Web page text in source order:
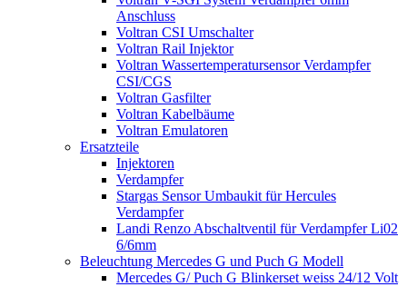
Anschluss
Voltran CSI Umschalter
Voltran Rail Injektor
Voltran Wassertemperatursensor Verdampfer
CSI/CGS
Voltran Gasfilter
Voltran Kabelbäume
Voltran Emulatoren
Ersatzteile
Injektoren
Verdampfer
Stargas Sensor Umbaukit für Hercules
Verdampfer
Landi Renzo Abschaltventil für Verdampfer Li02
6/6mm
Beleuchtung Mercedes G und Puch G Modell
Mercedes G/ Puch G Blinkerset weiss 24/12 Volt